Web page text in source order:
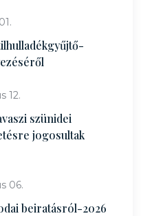
12.
szünidei
jogosultak
06.
beiratásról-2026